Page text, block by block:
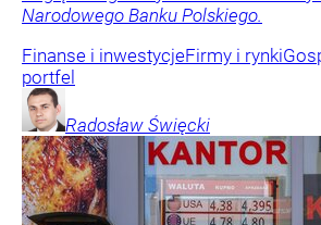
Narodowego Banku Polskiego.
Finanse i inwestycjeFirmy i rynki
portfel
Radosław Święcki